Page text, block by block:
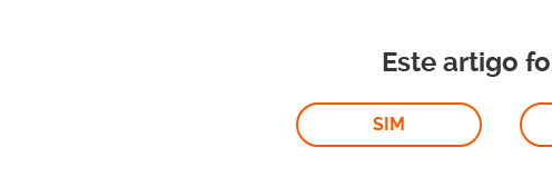
Este artigo
SIM